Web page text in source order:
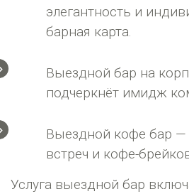
элегантность и
барная карта.
Выездной бар на
подчеркнёт имидж
Выездной кофе бар
встреч и кофе-
Услуга выездной бар